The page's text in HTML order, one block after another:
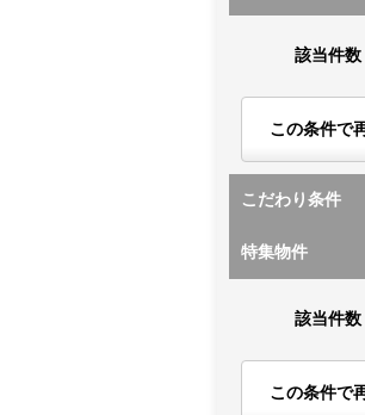
該当件数
この条件で
こだわり条件
特集物件
該当件数
この条件で